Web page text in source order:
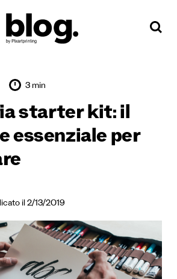
3 min
starter kit: il
essenziale per
il 2/13/2019